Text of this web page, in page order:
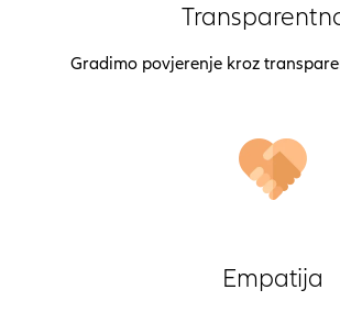
Gradimo povjerenje kroz
Empatija